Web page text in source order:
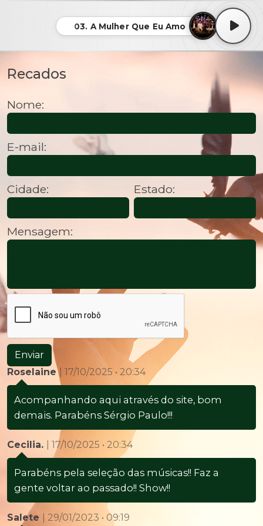
03. A Mulher Que Eu Amo
Recados
Nome:
E-mail:
Cidade: Estado:
Mensagem:
Enviar
Roselaine | 17/10/2025 • 20:34
Acompanhando aqui através do site, bom
demais. Parabéns Sérgio Paulo!!!
Cecilia. | 17/10/2025 • 20:34
Parabéns pela seleção das músicas!! Faz a
gente voltar ao passado!! Show!!
Salete| 29/01/2023 • 09:19